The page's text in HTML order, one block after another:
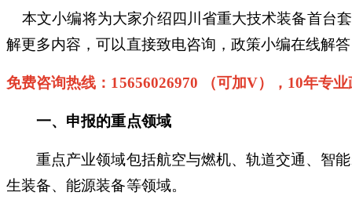
本文小编将为大家介绍四川省重大技术装备首台
解更多内容，可以直接致电咨询，政策小编在线解
免费咨询热线： 15656026970 （可加V），10年专
一、申报的重点领域
重点产业领域包括航空与燃机、轨道交通、智能
生装备、能源装备等领域。